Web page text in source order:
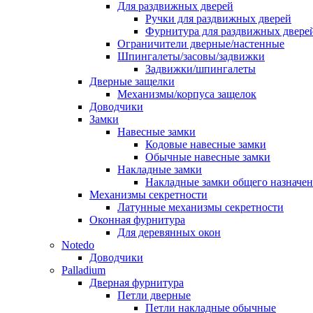
Для раздвижных дверей
Ручки для раздвижных дверей
Фурнитура для раздвижных
Ограничители дверные/настенные
Шпингалеты/засовы/задвижки
Задвижки/шпингалеты
Дверные защелки
Механизмы/корпуса защелок
Доводчики
Замки
Навесные замки
Кодовые навесные замки
Обычные навесные замки
Накладные замки
Накладные замки общего
Механизмы секретности
Латунные механизмы секретности
Оконная фурнитура
Для деревянных окон
Notedo
Доводчики
Palladium
Дверная фурнитура
Петли дверные
Петли накладные обычные